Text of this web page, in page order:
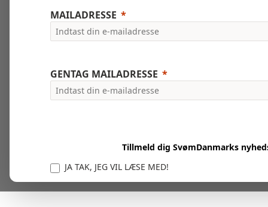
MAILADRESSE
GENTAG MAILADRESSE
Tillmeld dig SvømDanmarks
JA TAK, JEG VIL LÆSE MED!